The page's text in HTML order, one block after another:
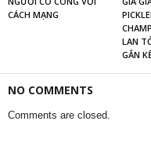
CÁCH MẠNG
LAN
GẮN
NO COMMENTS
Comments are closed.